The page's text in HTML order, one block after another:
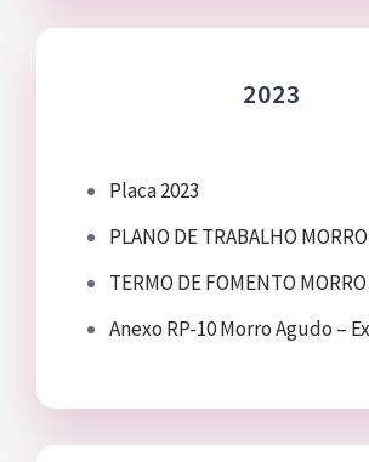
2023
Placa 2023
PLANO DE TRABALHO
TERMO DE FOMENTO
Anexo RP-10 Morro Agudo –